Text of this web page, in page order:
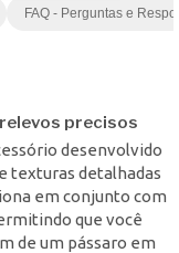
FAQ - Perguntas e
precisos
desenvolvido
texturas detalhadas
em conjunto com
que você
de um pássaro em